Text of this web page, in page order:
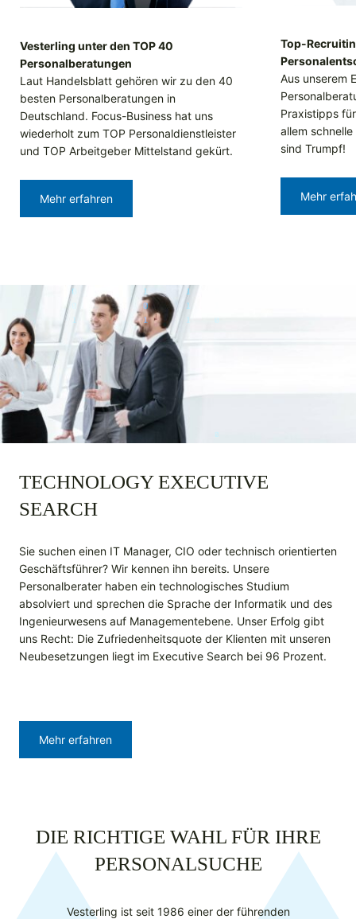
Vesterling unter den TOP 40
Personalberatungen
Laut Handelsblatt gehören wir zu den 40
besten Personalberatungen in
Deutschland. Focus-Business hat uns
wiederholt zum TOP Personaldienstleister
und TOP Arbeitgeber Mittelstand gekürt.
Mehr erfahren
Top-
Aus unserem
Praxistipps
allem
sind Trumpf!
Mehr
TECHNOLOGY EXECUTIVE
SEARCH
Sie suchen einen IT Manager, CIO oder technisch orientierten
Geschäftsführer? Wir kennen ihn bereits. Unsere
Personalberater haben ein technologisches Studium
absolviert und sprechen die Sprache der Informatik und des
Ingenieurwesens auf Managementebene. Unser Erfolg gibt
uns Recht: Die Zufriedenheitsquote der Klienten mit unseren
Neubesetzungen liegt im Executive Search bei 96 Prozent.
Mehr erfahren
DIE RICHTIGE WAHL FÜR IHRE
PERSONALSUCHE
Vesterling ist seit 1986 einer der führenden